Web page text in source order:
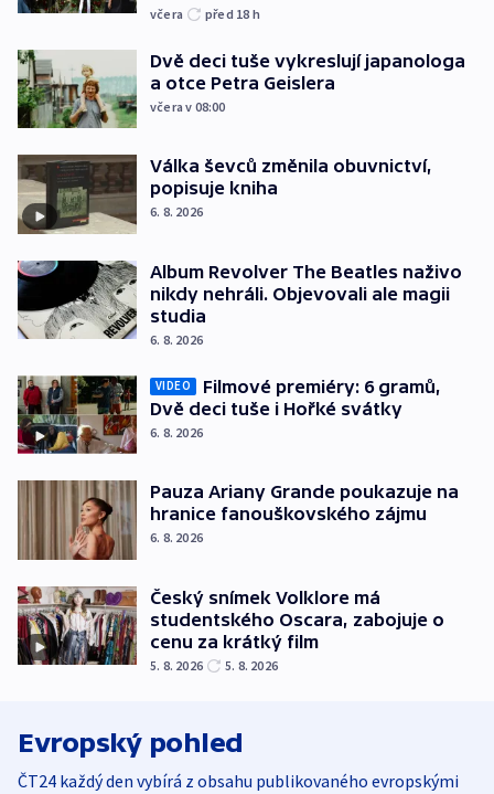
včera před 18 h
Dvě deci tuše vykreslují japanologa
a otce Petra Geislera
včera v 08:00
Válka ševců změnila obuvnictví,
popisuje kniha
6. 8. 2026
Album Revolver The Beatles naživo
nikdy nehráli. Objevovali ale magii
studia
6. 8. 2026
VIDEO
Filmové premiéry: 6 gramů,
Dvě deci tuše i Hořké svátky
6. 8. 2026
Pauza Ariany Grande poukazuje na
hranice fanouškovského zájmu
6. 8. 2026
Český snímek Volklore má
studentského Oscara, zabojuje o
cenu za krátký film
5. 8. 2026 5. 8. 2026
Evropský pohled
ČT24 každý den vybírá z obsahu publikovaného evropskými